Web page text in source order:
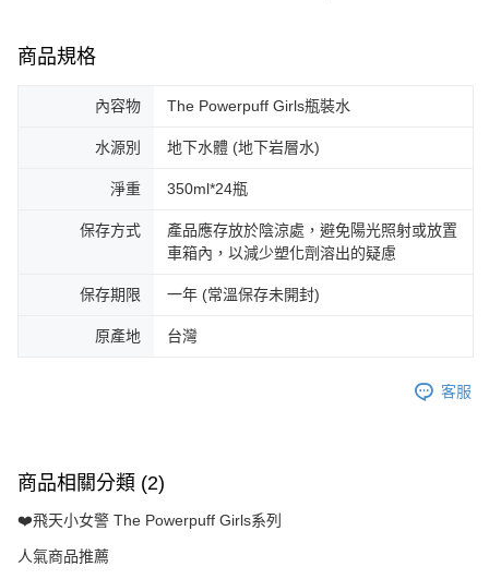
商品規格
內容物 The Powerpuff Girls瓶裝水
水源別 地下水體 (地下岩層水)
淨重 350ml*24瓶
保存方式
產品應存放於陰涼處，避免陽光照射或放置
車箱內，以減少塑化劑溶出的疑慮
保存期限 一年 (常溫保存未開封)
原產地 台灣
客服
商品相關分類 (2)
❤️飛天小女警 The Powerpuff Girls系列
人氣商品推薦